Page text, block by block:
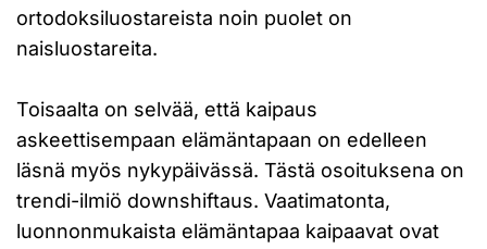
ortodoksiluostareista noin puolet on
naisluostareita.
Toisaalta on selvää, että kaipaus
askeettisempaan elämäntapaan on edelleen
läsnä myös nykypäivässä. Tästä osoituksena on
trendi-ilmiö downshiftaus. Vaatimatonta,
luonnonmukaista elämäntapaa kaipaavat ovat